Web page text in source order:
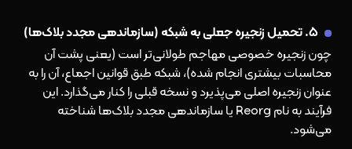
۵. تحمیل زنجیره جعلی به شبکه (سازماندهی مجدد بلاک‌ها)
چون زنجیره خصوصی مهاجم طولانی‌تر است (یعنی پشت آن
محاسبات بیشتری انجام شده)، شبکه طبق قوانین اجماع، آن را به
عنوان زنجیره اصلی می‌پذیرد و نسخه قبلی را کنار می‌گذارد. این
فرآیند به نام Reorg یا سازماندهی مجدد بلاک‌ها شناخته
می‌شود.